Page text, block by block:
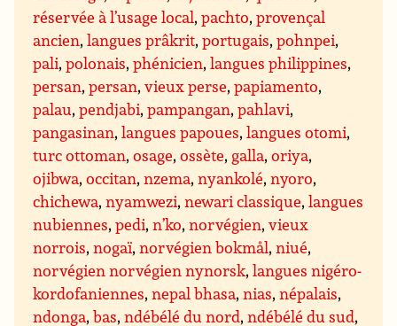
réservée à l’usage local,pachto,provençal
ancien,langues prâkrit,portugais,pohnpei,
pali,polonais,phénicien,langues philippines,
persan,persan,vieux perse,papiamento,
palau,pendjabi,pampangan,pahlavi,
pangasinan,langues papoues,langues otomi,
turc ottoman,osage,ossète, galla,oriya,
ojibwa,occitan,nzema,nyankolé,nyoro,
chichewa,nyamwezi,newari classique,langues
nubiennes,pedi,n’ko,norvégien,vieux
norrois,nogaï,norvégien bokmål,niué,
norvégien norvégien nynorsk,langues nigéro-
kordofaniennes,nepal bhasa,nias,népalais,
ndonga,bas,ndébélé du nord,ndébélé du sud,